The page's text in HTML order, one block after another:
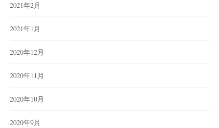
2021年2月
2021年1月
2020年12月
2020年11月
2020年10月
2020年9月